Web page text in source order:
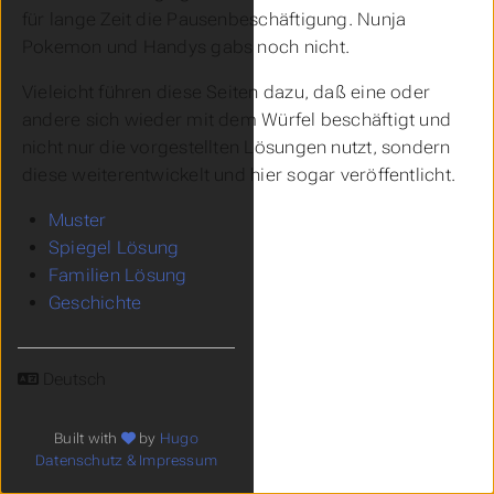
für lange Zeit die Pausenbeschäftigung. Nunja
Pokemon und Handys gabs noch nicht.
Vieleicht führen diese Seiten dazu, daß eine oder
andere sich wieder mit dem Würfel beschäftigt und
nicht nur die vorgestellten Lösungen nutzt, sondern
diese weiterentwickelt und hier sogar veröffentlicht.
Muster
Spiegel Lösung
Familien Lösung
Geschichte
Sprache
Built with by Hugo
Datenschutz & Impressum